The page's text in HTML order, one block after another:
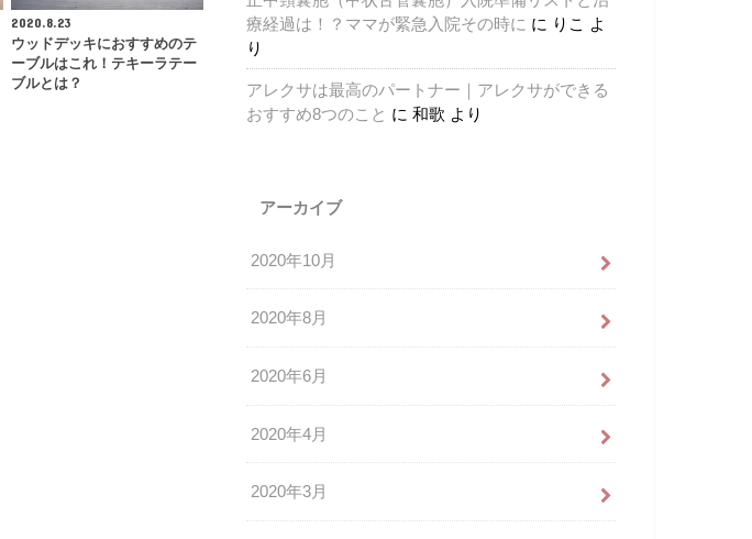
2020.8.23
ウッドデッキにおすすめのテ
ーブルはこれ！テキーラテー
ブルとは？
療経過は！？ママが緊急入院その時に に りこ
よ
り
アレクサは最高のパートナー｜アレクサができる
おすすめ8つのこと に 和歌 より
アーカイブ
2020年10月
2020年8月
2020年6月
2020年4月
2020年3月